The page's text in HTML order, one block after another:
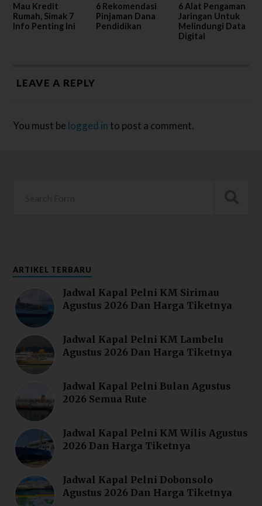
Mau Kredit
Rumah, Simak 7
Info Penting Ini
6 Rekomendasi
Pinjaman Dana
Pendidikan
6 Alat Pengaman
Jaringan Untuk
Melindungi Data
Digital
LEAVE A REPLY
You must be logged in to post a comment.
ARTIKEL TERBARU
Jadwal Kapal Pelni KM Sirimau
Agustus 2026 Dan Harga Tiketnya
Jadwal Kapal Pelni KM Lambelu
Agustus 2026 Dan Harga Tiketnya
Jadwal Kapal Pelni Bulan Agustus
2026 Semua Rute
Jadwal Kapal Pelni KM Wilis Agustus
2026 Dan Harga Tiketnya
Jadwal Kapal Pelni Dobonsolo
Agustus 2026 Dan Harga Tiketnya